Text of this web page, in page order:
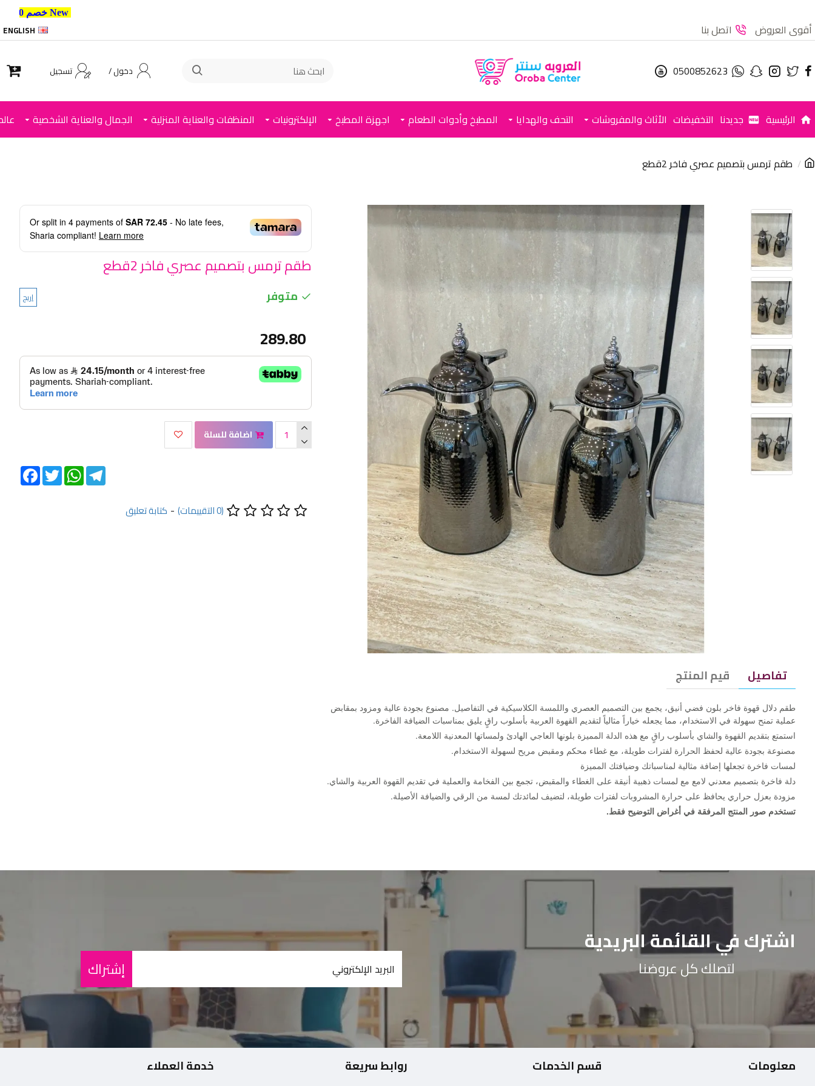
أقوى العروض اتصل بنا ENGLISH
0500852623 دخول / تسجيل
الرئيسية جديدنا التخفيضات الأثاث والمفروشات التحف والهدايا المطبخ وأدوات الطعام اجهزة المطبخ الإلكترونيات المنظفات والعناية المنزلية الجمال والعناية الشخصية
طقم ترمس بتصميم عصري فاخر 2قطع
Or split in 4 payments of SAR 72.45 - No late fees,
Sharia compliant! Learn more
طقم ترمس بتصميم عصري فاخر 2قطع
متوفر اريج
(0 التقييمات) - كتابة تعليق
289.80
اضافة للسلة
FacebookTwitter
WhatsAppTelegram
تفاصيل قيم المنتج
طقم دلال قهوة فاخر بلون فضي أنيق، يجمع بين التصميم العصري واللمسة الكلاسيكية في التفاصيل. مصنوع بجودة عالية ومزود بمقابض
عملية تمنح سهولة في الاستخدام، مما يجعله خياراً مثالياً لتقديم القهوة العربية بأسلوب راقٍ يليق بمناسبات الضيافة الفاخرة.
استمتع بتقديم القهوة والشاي بأسلوب راقٍ مع هذه الدلة المميزة بلونها العاجي الهادئ ولمساتها المعدنية اللامعة.
مصنوعة بجودة عالية لحفظ الحرارة لفترات طويلة، مع غطاء محكم ومقبض مريح لسهولة الاستخدام.
لمسات فاخرة تجعلها إضافة مثالية لمناسباتك وضيافتك المميزة
دلة فاخرة بتصميم معدني لامع مع لمسات ذهبية أنيقة على الغطاء والمقبض، تجمع بين الفخامة والعملية في تقديم القهوة العربية والشاي.
مزودة بعزل حراري يحافظ على حرارة المشروبات لفترات طويلة، لتضيف لمائدتك لمسة من الرقي والضيافة الأصيلة.
تستخدم صور المنتج المرفقة في أغراض التوضيح فقط.
اشترك في القائمة البريدية
لتصلك كل عروضنا إشتراك
معلومات قسم الخدمات روابط سريعة خدمة العملاء